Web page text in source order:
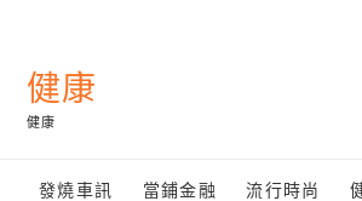
content健康
健康
發燒車訊 當鋪金融 流行時尚